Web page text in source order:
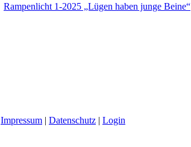
Rampenlicht 1-2025 „Lügen haben junge Beine“
Impressum | Datenschutz | Login